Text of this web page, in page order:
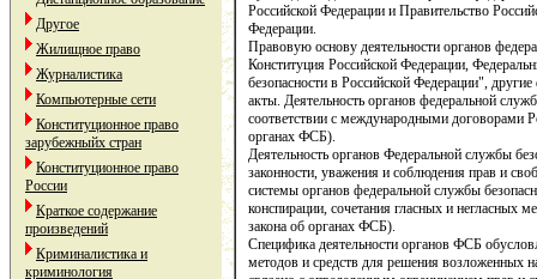
Другое
Жилищное право
Журналистика
Компьютерные сети
Конституционное право
зарубежныйх стран
Конституционное право
России
Краткое содержание
произведений
Криминалистика и
криминология
Российской Федерации и Правительство
Федерации.
Правовую основу деятельности органов
Конституция Российской Федерации,
безопасности в Российской Федерации",
акты. Деятельность органов федеральной
соответствии с международными договорами
органах ФСБ).
Деятельность органов Федеральной службы
законности, уважения и соблюдения прав и
системы органов федеральной службы
конспирации, сочетания гласных и негласных
закона об органах ФСБ).
Специфика деятельности органов ФСБ
методов и средств для решения возложенных